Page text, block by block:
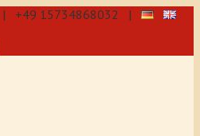
| +49 15734868032 |